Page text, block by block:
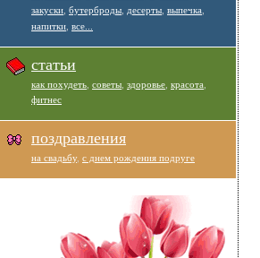
закуски бутерброды десерты выпечка
напитки все...
статьи
как похудеть советы здоровье красота
фитнес
поздравления
на свадьбу, с днем рождения подруге